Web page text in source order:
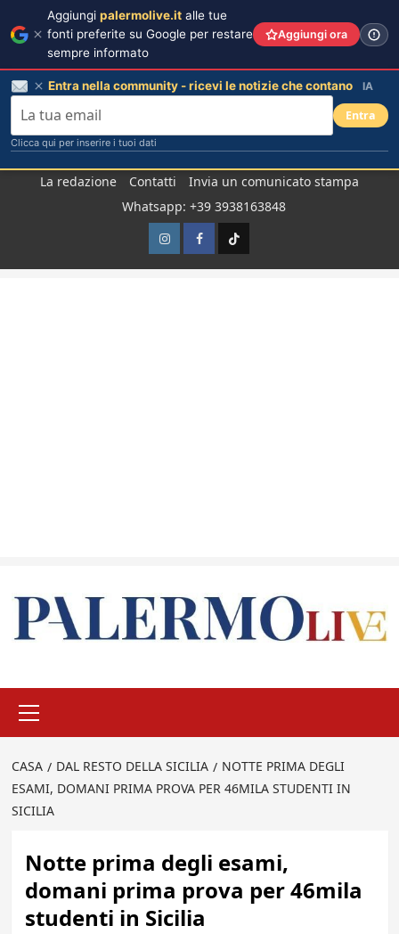
La redazione Contatti
Invia un comunicato stampa
Whatsapp: +39 3938163848
InstagramFacebook
TikTok
principale
CASA DAL RESTO DELLA SICILIA
NOTTE PRIMA DEGLI
ESAMI, DOMANI PRIMA PROVA PER 46MILA STUDENTI IN
SICILIA
Notte prima degli esami,
domani prima prova per 46mila
studenti in Sicilia
Aggiungi palermolive.it alle tue
fonti preferite su Google per restare
sempre informato
Aggiungi ora
Entra nella community - ricevi le notizie che contano IA
Entra
Clicca qui per inserire i tuoi dati